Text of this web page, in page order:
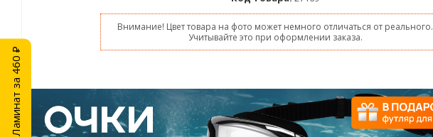
Внимание! Цвет товара на фото может немного отличаться от реального.
Учитывайте это при оформлении заказа.
Ламинат за 460 ₽